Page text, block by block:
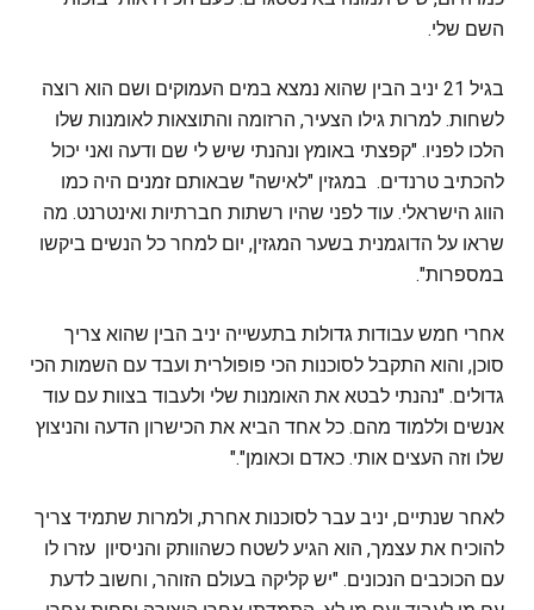
השם שלי.
בגיל 21 יניב הבין שהוא נמצא במים העמוקים ושם הוא רוצה
לשחות. למרות גילו הצעיר, הרזומה והתוצאות לאומנות שלו
הלכו לפניו. "קפצתי באומץ ונהנתי שיש לי שם ודעה ואני יכול
להכתיב טרנדים. במגזין "לאישה" שבאותם זמנים היה כמו
הווג הישראלי. עוד לפני שהיו רשתות חברתיות ואינטרנט. מה
שראו על הדוגמנית בשער המגזין, יום למחר כל הנשים ביקשו
במספרות".
אחרי חמש עבודות גדולות בתעשייה יניב הבין שהוא צריך
סוכן, והוא התקבל לסוכנות הכי פופולרית ועבד עם השמות הכי
גדולים. "נהנתי לבטא את האומנות שלי ולעבוד בצוות עם עוד
אנשים וללמוד מהם. כל אחד הביא את הכישרון הדעה והניצוץ
שלו וזה העצים אותי. כאדם וכאומן"."
לאחר שנתיים, יניב עבר לסוכנות אחרת, ולמרות שתמיד צריך
להוכיח את עצמך, הוא הגיע לשטח כשהוותק והניסיון עזרו לו
עם הכוכבים הנכונים. "יש קליקה בעולם הזוהר, וחשוב לדעת